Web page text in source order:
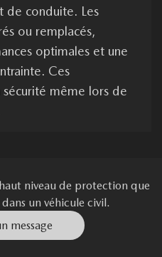
de conduite. Les
ou remplacés,
optimales et une
Ces
sécurité même lors de
niveau de protection que
un véhicule civil.
message